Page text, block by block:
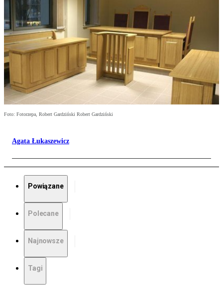
Foto: Fotorzepa, Robert Gardziński Robert Gardziński
Agata Łukaszewicz
Powiązane
Polecane
Najnowsze
Tagi